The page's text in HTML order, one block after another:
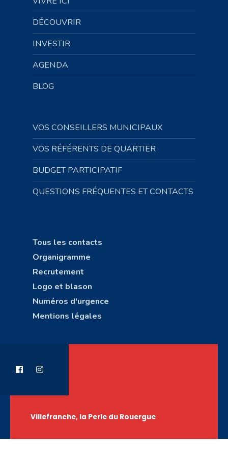
DÉCOUVRIR
INVESTIR
AGENDA
BLOG
VOS CONSEILLERS MUNICIPAUX
VOS RÉFÉRENTS DE QUARTIER
BUDGET PARTICIPATIF
QUESTIONS FRÉQUENTES ET CONTACTS
Tous les contacts
Organigramme
Recrutement
Logo et blason
Numéros d'urgence
Mentions légales
Villefranche, la Perle du Rouergue